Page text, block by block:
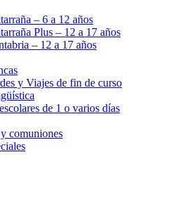
– 6 a 12 años
Plus – 12 a 17 años
– 12 a 17 años
y Viajes de fin de curso
de 1 o varios días
comuniones